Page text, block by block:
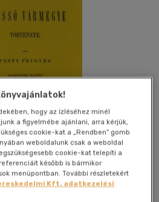
hogy az ízléséhez minél
a figyelmébe ajánlani, arra kérjük,
cookie-kat a „Rendben” gomb
weboldalunk csak a weboldal
cookie-kat telepíti a
később is bármikor
menüpontban. További részletekért
Kft. adatkezelési